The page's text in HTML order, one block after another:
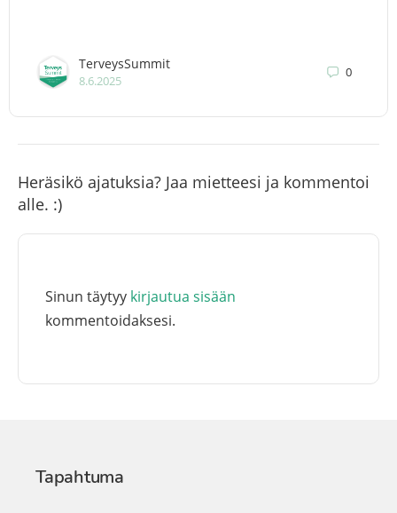
TerveysSummit
8.6.2025
0
Heräsikö ajatuksia? Jaa mietteesi ja kommentoi
alle. :)
Sinun täytyy kirjautua sisään
kommentoidaksesi.
Tapahtuma